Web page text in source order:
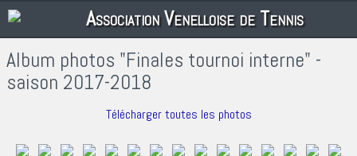
Association Venelloise de Tennis
Album photos "Finales tournoi interne" -
saison 2017-2018
Télécharger toutes les photos